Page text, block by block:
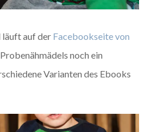
auf der Facebookseite von
noch ein
Varianten des Ebooks